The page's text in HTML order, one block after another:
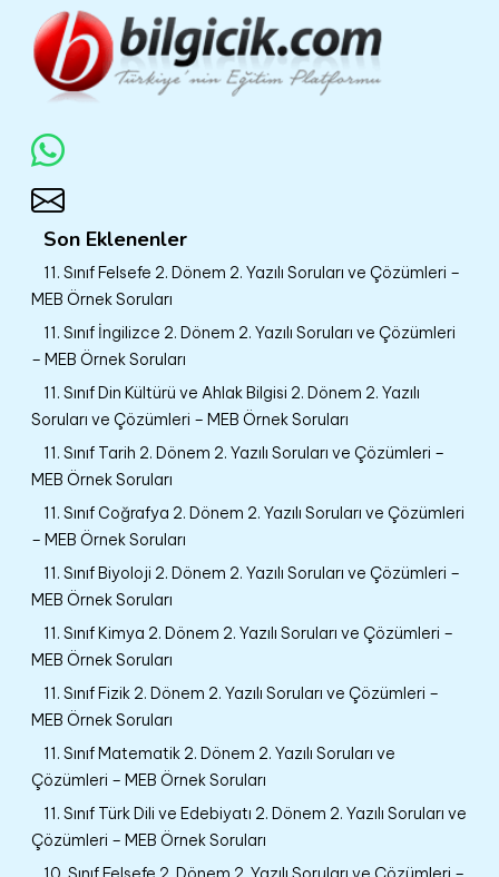
Son Eklenenler
11. Sınıf Felsefe 2. Dönem 2. Yazılı Soruları ve Çözümleri –
MEB Örnek Soruları
11. Sınıf İngilizce 2. Dönem 2. Yazılı Soruları ve Çözümleri
– MEB Örnek Soruları
11. Sınıf Din Kültürü ve Ahlak Bilgisi 2. Dönem 2. Yazılı
Soruları ve Çözümleri – MEB Örnek Soruları
11. Sınıf Tarih 2. Dönem 2. Yazılı Soruları ve Çözümleri –
MEB Örnek Soruları
11. Sınıf Coğrafya 2. Dönem 2. Yazılı Soruları ve Çözümleri
– MEB Örnek Soruları
11. Sınıf Biyoloji 2. Dönem 2. Yazılı Soruları ve Çözümleri –
MEB Örnek Soruları
11. Sınıf Kimya 2. Dönem 2. Yazılı Soruları ve Çözümleri –
MEB Örnek Soruları
11. Sınıf Fizik 2. Dönem 2. Yazılı Soruları ve Çözümleri –
MEB Örnek Soruları
11. Sınıf Matematik 2. Dönem 2. Yazılı Soruları ve
Çözümleri – MEB Örnek Soruları
11. Sınıf Türk Dili ve Edebiyatı 2. Dönem 2. Yazılı Soruları ve
Çözümleri – MEB Örnek Soruları